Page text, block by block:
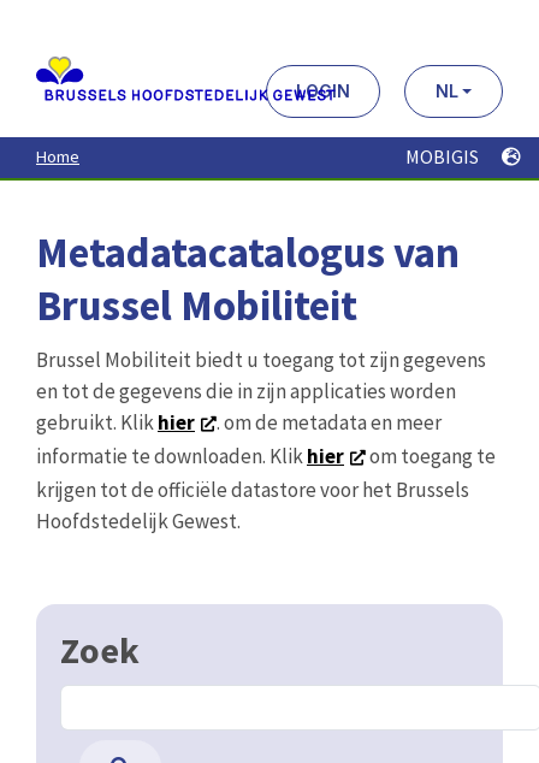
contenu
principal
LOGIN NL
Home MOBIGIS
Metadatacatalogus van
Brussel Mobiliteit
Brussel Mobiliteit biedt u toegang tot zijn gegevens
en tot de gegevens die in zijn applicaties worden
gebruikt. Klikhier
. om de metadata en meer
informatie te downloaden. Klikhier
om toegang te
krijgen tot de officiële datastore voor het Brussels
Hoofdstedelijk Gewest.
Zoek